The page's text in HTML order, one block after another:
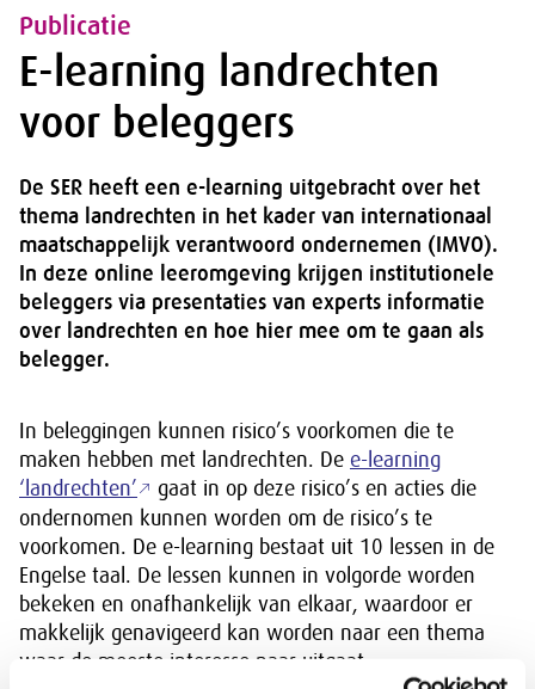
Publicatie
E-learning landrechten
voor beleggers
De SER heeft een e-learning uitgebracht over het
thema landrechten in het kader van internationaal
maatschappelijk verantwoord ondernemen (IMVO).
In deze online leeromgeving krijgen institutionele
beleggers via presentaties van experts informatie
over landrechten en hoe hier mee om te gaan als
belegger.
In beleggingen kunnen risico’s voorkomen die te
maken hebben met landrechten. De e-learning
‘landrechten’
gaat in op deze risico’s en acties die
ondernomen kunnen worden om de risico’s te
voorkomen. De e-learning bestaat uit 10 lessen in de
Engelse taal. De lessen kunnen in volgorde worden
bekeken en onafhankelijk van elkaar, waardoor er
makkelijk genavigeerd kan worden naar een thema
waar de meeste interesse naar uitgaat.